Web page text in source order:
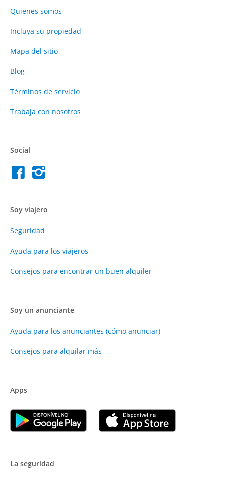
Quienes somos
Incluya su propiedad
Mapa del sitio
Blog
Términos de servicio
Trabaja con nosotros
Social
Soy viajero
Seguridad
Ayuda para los viajeros
Consejos para encontrar un buen alquiler
Soy un anunciante
Ayuda para los anunciantes (cómo anunciar)
Consejos para alquilar más
Apps
La seguridad